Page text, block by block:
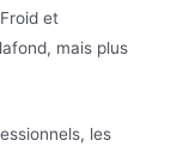
et
mais plus
les